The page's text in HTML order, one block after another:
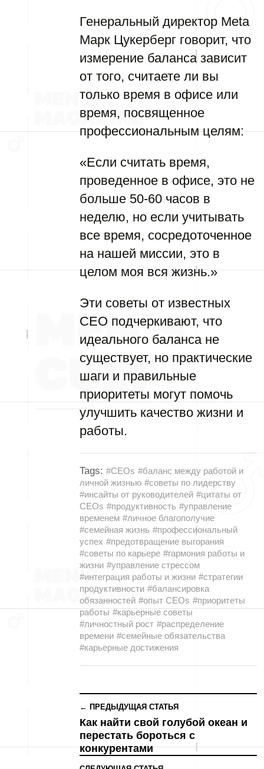
Генеральный директор Meta
Марк Цукерберг говорит, что
измерение баланса зависит
от того, считаете ли вы
только время в офисе или
время, посвященное
профессиональным целям:
«Если считать время,
проведенное в офисе, это не
больше 50-60 часов в
неделю, но если учитывать
все время, сосредоточенное
на нашей миссии, это в
целом моя вся жизнь.»
Эти советы от известных
CEO подчеркивают, что
идеального баланса не
существует, но практические
шаги и правильные
приоритеты могут помочь
улучшить качество жизни и
работы.
Tags: #CEOs #баланс между работой и
личной жизнью #советы по лидерству
#инсайты от руководителей #цитаты от
CEOs #продуктивность #управление
временем #личное благополучие
#семейная жизнь #профессиональный
успех #предотвращение выгорания
#советы по карьере #гармония работы и
жизни #управление стрессом
#интеграция работы и жизни #стратегии
продуктивности #балансировка
обязанностей #опыт CEOs #приоритеты
работы #карьерные советы
#личностный рост #распределение
времени #семейные обязательства
#карьерные достижения
← ПРЕДЫДУЩАЯ СТАТЬЯ
Как найти свой голубой океан и
перестать бороться с
конкурентами